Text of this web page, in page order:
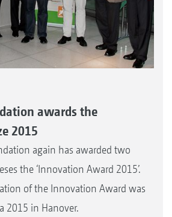
awards the
2015
again has awarded two
the ‘Innovation Award 2015’.
of the Innovation Award was
2015 in Hanover.